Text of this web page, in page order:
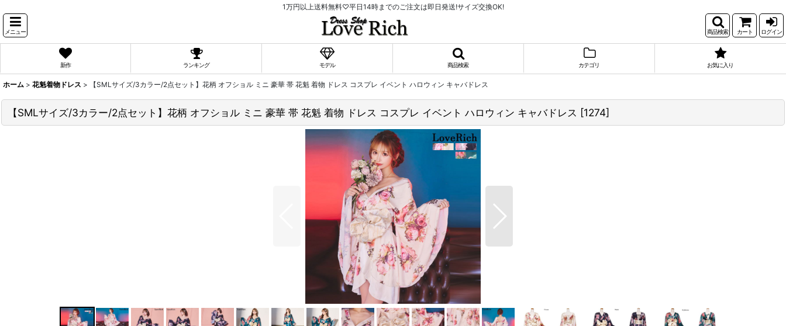
1万円以上送料無料♡平日14時までのご注文は即日発送!サイズ交換OK!
メニュー 商品検索 カート ログイン
新作 ランキング モデル 商品検索 カテゴリ お気に入り
ホーム > 花魁着物ドレス > 【SMLサイズ/3カラー/2点セット】花柄 オフショル ミニ 豪華 帯 花魁 着物 ドレス コスプレ イベント ハロウィン キャバドレス
【SMLサイズ/3カラー/2点セット】花柄 オフショル ミニ 豪華 帯 花魁 着物 ドレス コスプレ イベント ハロウィン キャバドレス [1274]